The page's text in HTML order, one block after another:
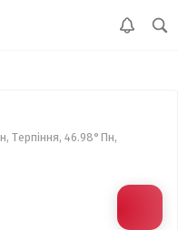
Терпіння, 46.98°Пн,